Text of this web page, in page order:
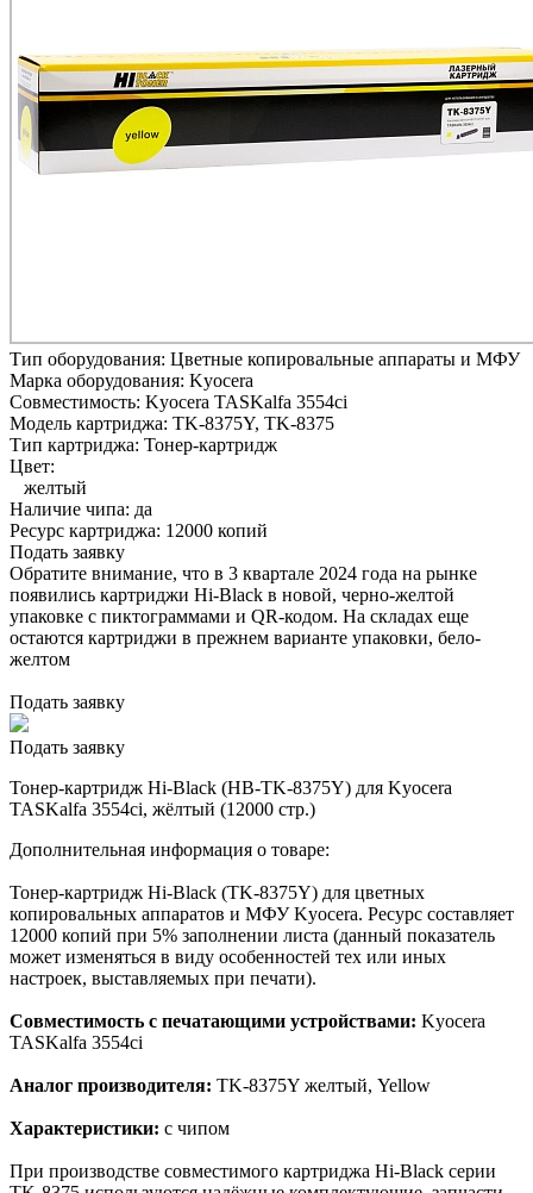
Тип оборудования: Цветные копировальные аппараты и МФУ
Марка оборудования: Kyocera
Совместимость: Kyocera TASKalfa 3554ci
Модель картриджа: TK-8375Y, TK-8375
Тип картриджа: Тонер-картридж
Цвет:
желтый
Наличие чипа: да
Ресурс картриджа: 12000 копий
Подать заявку
Обратите внимание, что в 3 квартале 2024 года на рынке
появились картриджи Hi-Black в новой, черно-желтой
упаковке с пиктограммами и QR-кодом. На складах еще
остаются картриджи в прежнем варианте упаковки, бело-
желтом
Подать заявку
Подать заявку
Тонер-картридж Hi-Black (HB-TK-8375Y) для Kyocera
TASKalfa 3554ci, жёлтый (12000 стр.)
Дополнительная информация о товаре:
Тонер-картридж Hi-Black (TK-8375Y) для цветных
копировальных аппаратов и МФУ Kyocera. Ресурс составляет
12000 копий при 5% заполнении листа (данный показатель
может изменяться в виду особенностей тех или иных
настроек, выставляемых при печати).
Совместимость с печатающими устройствами: Kyocera
TASKalfa 3554ci
Аналог производителя: TK-8375Y желтый, Yellow
Характеристики: с чипом
При производстве совместимого картриджа Hi-Black серии